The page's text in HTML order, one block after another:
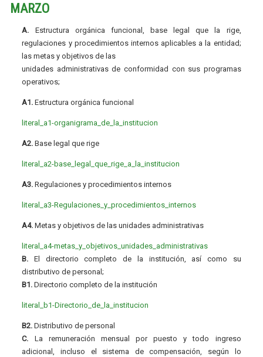
MARZO
A. Estructura orgánica funcional, base legal que la rige,
regulaciones y procedimientos internos aplicables a la entidad;
las metas y objetivos de las
unidades administrativas de conformidad con sus programas
operativos;
A1. Estructura orgánica funcional
literal_a1-organigrama_de_la_institucion
A2. Base legal que rige
literal_a2-base_legal_que_rige_a_la_institucion
A3. Regulaciones y procedimientos internos
literal_a3-Regulaciones_y_procedimientos_internos
A4. Metas y objetivos de las unidades administrativas
literal_a4-metas_y_objetivos_unidades_administrativas
B. El directorio completo de la institución, así como su
distributivo de personal;
B1. Directorio completo de la institución
literal_b1-Directorio_de_la_institucion
B2. Distributivo de personal
C. La remuneración mensual por puesto y todo ingreso
adicional, incluso el sistema de compensación, según lo